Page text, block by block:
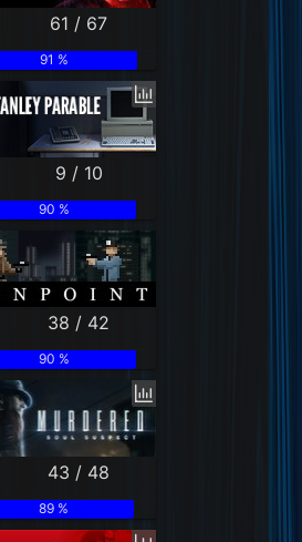
61 / 67
91 %
9 / 10
90 %
38 / 42
90 %
43 / 48
89 %